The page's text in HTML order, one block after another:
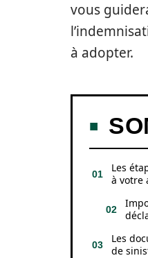
vous
à adopter.
Les
à votre
Les
de